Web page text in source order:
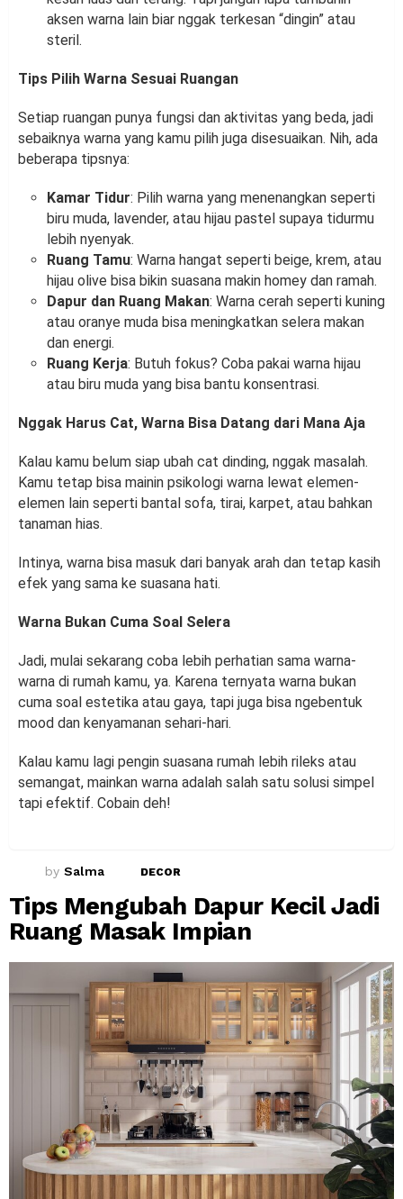
aksen warna lain biar nggak terkesan “dingin” atau
steril.
Tips Pilih Warna Sesuai Ruangan
Setiap ruangan punya fungsi dan aktivitas yang beda, jadi
sebaiknya warna yang kamu pilih juga disesuaikan. Nih, ada
beberapa tipsnya:
Kamar Tidur: Pilih warna yang menenangkan seperti
biru muda, lavender, atau hijau pastel supaya tidurmu
lebih nyenyak.
Ruang Tamu: Warna hangat seperti beige, krem, atau
hijau olive bisa bikin suasana makin homey dan ramah.
Dapur dan Ruang Makan: Warna cerah seperti kuning
atau oranye muda bisa meningkatkan selera makan
dan energi.
Ruang Kerja: Butuh fokus? Coba pakai warna hijau
atau biru muda yang bisa bantu konsentrasi.
Nggak Harus Cat, Warna Bisa Datang dari Mana Aja
Kalau kamu belum siap ubah cat dinding, nggak masalah.
Kamu tetap bisa mainin psikologi warna lewat elemen-
elemen lain seperti bantal sofa, tirai, karpet, atau bahkan
tanaman hias.
Intinya, warna bisa masuk dari banyak arah dan tetap kasih
efek yang sama ke suasana hati.
Warna Bukan Cuma Soal Selera
Jadi, mulai sekarang coba lebih perhatian sama warna-
warna di rumah kamu, ya. Karena ternyata warna bukan
cuma soal estetika atau gaya, tapi juga bisa ngebentuk
mood dan kenyamanan sehari-hari.
Kalau kamu lagi pengin suasana rumah lebih rileks atau
semangat, mainkan warna adalah salah satu solusi simpel
tapi efektif. Cobain deh!
by Salma DECOR
Tips Mengubah Dapur Kecil Jadi
Ruang Masak Impian